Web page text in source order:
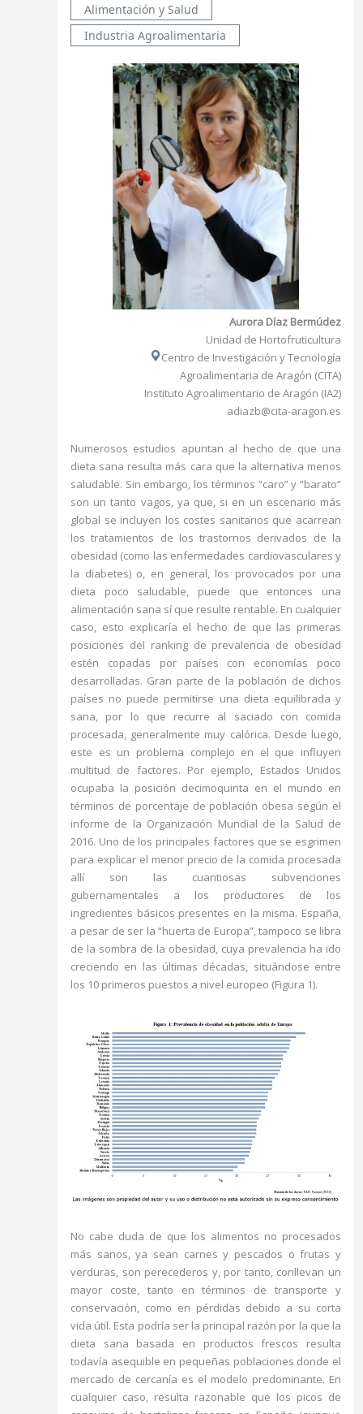
Alimentación y Salud
Industria Agroalimentaria
Aurora Díaz Bermúdez
Unidad de Hortofruticultura
Centro de Investigación y Tecnología
Agroalimentaria de Aragón (CITA)
Instituto Agroalimentario de Aragón (IA2)
adiazb@cita-aragon.es
Numerosos estudios apuntan al hecho de que una
dieta sana resulta más cara que la alternativa menos
saludable. Sin embargo, los términos “caro” y “barato”
son un tanto vagos, ya que, si en un escenario más
global se incluyen los costes sanitarios que acarrean
los tratamientos de los trastornos derivados de la
obesidad (como las enfermedades cardiovasculares y
la diabetes) o, en general, los provocados por una
dieta poco saludable, puede que entonces una
alimentación sana sí que resulte rentable. En cualquier
caso, esto explicaría el hecho de que las primeras
posiciones del ranking de prevalencia de obesidad
estén copadas por países con economías poco
desarrolladas. Gran parte de la población de dichos
países no puede permitirse una dieta equilibrada y
sana, por lo que recurre al saciado con comida
procesada, generalmente muy calórica. Desde luego,
este es un problema complejo en el que influyen
multitud de factores. Por ejemplo, Estados Unidos
ocupaba la posición decimoquinta en el mundo en
términos de porcentaje de población obesa según el
informe de la Organización Mundial de la Salud de
2016. Uno de los principales factores que se esgrimen
para explicar el menor precio de la comida procesada
allí son las cuantiosas subvenciones
gubernamentales a los productores de los
ingredientes básicos presentes en la misma. España,
a pesar de ser la “huerta de Europa”, tampoco se libra
de la sombra de la obesidad, cuya prevalencia ha ido
creciendo en las últimas décadas, situándose entre
los 10 primeros puestos a nivel europeo (Figura 1).
No cabe duda de que los alimentos no procesados
más sanos, ya sean carnes y pescados o frutas y
verduras, son perecederos y, por tanto, conllevan un
mayor coste, tanto en términos de transporte y
conservación, como en pérdidas debido a su corta
vida útil. Esta podría ser la principal razón por la que la
dieta sana basada en productos frescos resulta
todavía asequible en pequeñas poblaciones donde el
mercado de cercanía es el modelo predominante. En
cualquier caso, resulta razonable que los picos de